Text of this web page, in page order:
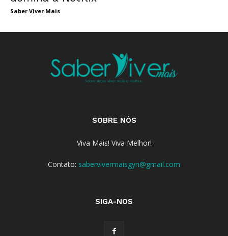
Saber Viver Mais
SOBRE NÓS
Viva Mais! Viva Melhor!
Contato: sabervivermaisgyn@gmail.com
SIGA-NOS